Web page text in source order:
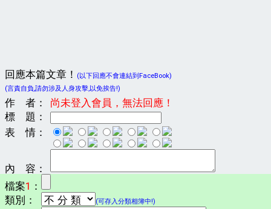
回應本篇文章！
(以下回應不會連結到FaceBook)
(言責自負,請勿涉及人身攻擊,以免挨告!)
作 者：
尚未登入會員，無法回應！
標 題：
表 情：
內 容：
檔案1 ：
類別：
(可存入分類相簿中!)